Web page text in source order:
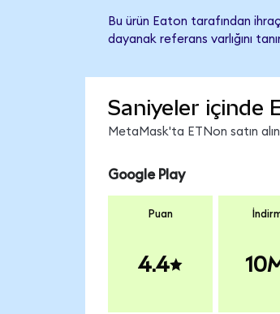
Bu ürün Eaton tarafından
dayanak referans varlığını
Saniyeler içinde
MetaMask'ta ETNon satın
Google Play
Puan
4.4